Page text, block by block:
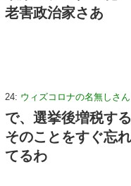
老害政治家さあ
24: ウィズコロナの名無しさん
で、選挙後増税す
そのことをすぐ忘
てるわ